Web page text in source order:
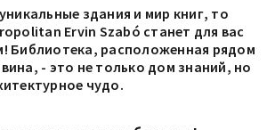
здания и мир книг, то
Ervin Szabó станет для вас
Библиотека, расположенная рядом
- это не только дом знаний, но
чудо.